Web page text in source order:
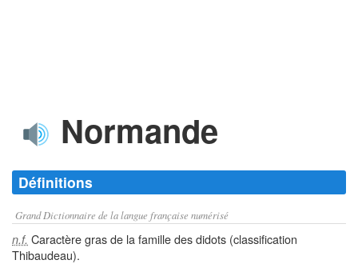
Normande
Définitions
Grand Dictionnaire de la langue française numérisé
n.f. Caractère gras de la famille des didots (classification
Thibaudeau).